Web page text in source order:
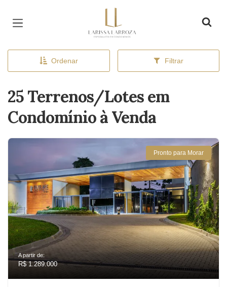
Ordenar Filtrar
25 Terrenos/Lotes em
Condomínio à Venda
Pronto para Morar
A partir de:
R$ 1.289.000